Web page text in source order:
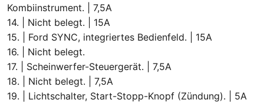
Kombiinstrument. | 7,5A
14. | Nicht belegt. | 15A
15. | Ford SYNC, integriertes Bedienfeld. | 15A
16. | Nicht belegt.
17. | Scheinwerfer-Steuergerät. | 7,5A
18. | Nicht belegt. | 7,5A
19. | Lichtschalter, Start-Stopp-Knopf (Zündung). | 5A